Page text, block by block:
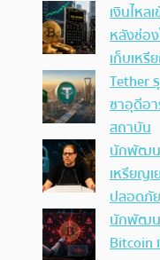
เงินไหล
หลังช่อ
เก็บเหรี
Tether
ซาอุดีอ
สถาบัน
นักพัฒน
เหรียญเ
ปลอดภัย
นักพัฒน
Bitcoin